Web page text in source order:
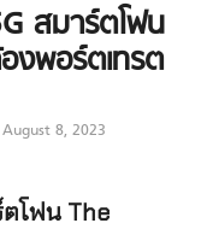
สมาร์ตโฟน
พอร์ตเทรต
August 8, 2023
ตโฟน The